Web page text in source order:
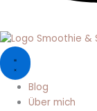
Blog
Über mich